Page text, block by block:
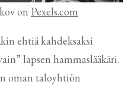
on Pexels.com
ehtiä kahdeksaksi
lapsen hammaslääkäri.
oman taloyhtiön